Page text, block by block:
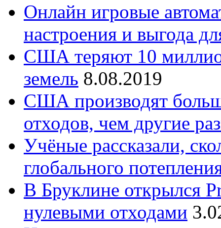
Онлайн игровые
настроения и выгода
США теряют 10
земель 8.08.2019
США производят
отходов, чем другие
Учёные рассказали,
глобального
В Бруклине открылся
нулевыми отходами